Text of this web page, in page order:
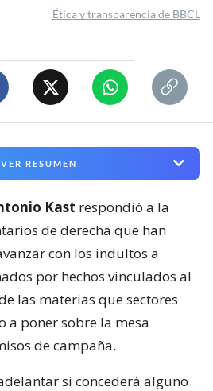
Ética y transparencia de BBCL
VER RESUMEN
Kast respondió a la
de derecha que han
con los indultos a
por hechos vinculados al
las materias que sectores
a poner sobre la mesa
de campaña.
si concederá alguno